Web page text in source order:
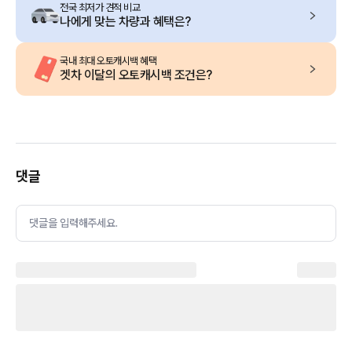
전국 최저가 견적 비교
나에게 맞는 차량과 혜택은?
국내 최대 오토캐시백 혜택
겟차 이달의 오토캐시백 조건은?
댓글
댓글을 입력해주세요.